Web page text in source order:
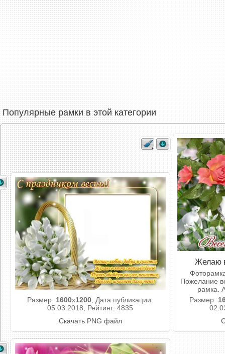
Популярные рамки в этой категории
Размер: 1600x1200 , Дата публикации:
05.03.2018, Рейтинг: 4835
Скачать PNG файл
Желаю
Пожелание
рамка.
Размер: